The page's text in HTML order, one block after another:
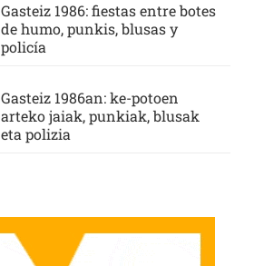
Gasteiz 1986: fiestas entre botes
de humo, punkis, blusas y
policía
Gasteiz 1986an: ke-potoen
arteko jaiak, punkiak, blusak
eta polizia